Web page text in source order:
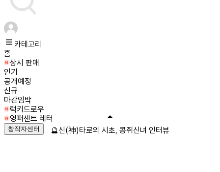
카테고리
홈
상시 판매
인기
공개예정
신규
마감임박
럭키드로우
영퍼센트 레터
창작자센터 🔮신(神)타로의 시초, 콩쥐신녀 인터뷰